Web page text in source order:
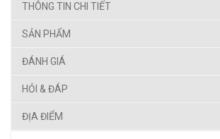
THÔNG TIN CHI TIẾT
SẢN PHẨM
ĐÁNH GIÁ
HỎI & ĐÁP
ĐỊA ĐIỂM